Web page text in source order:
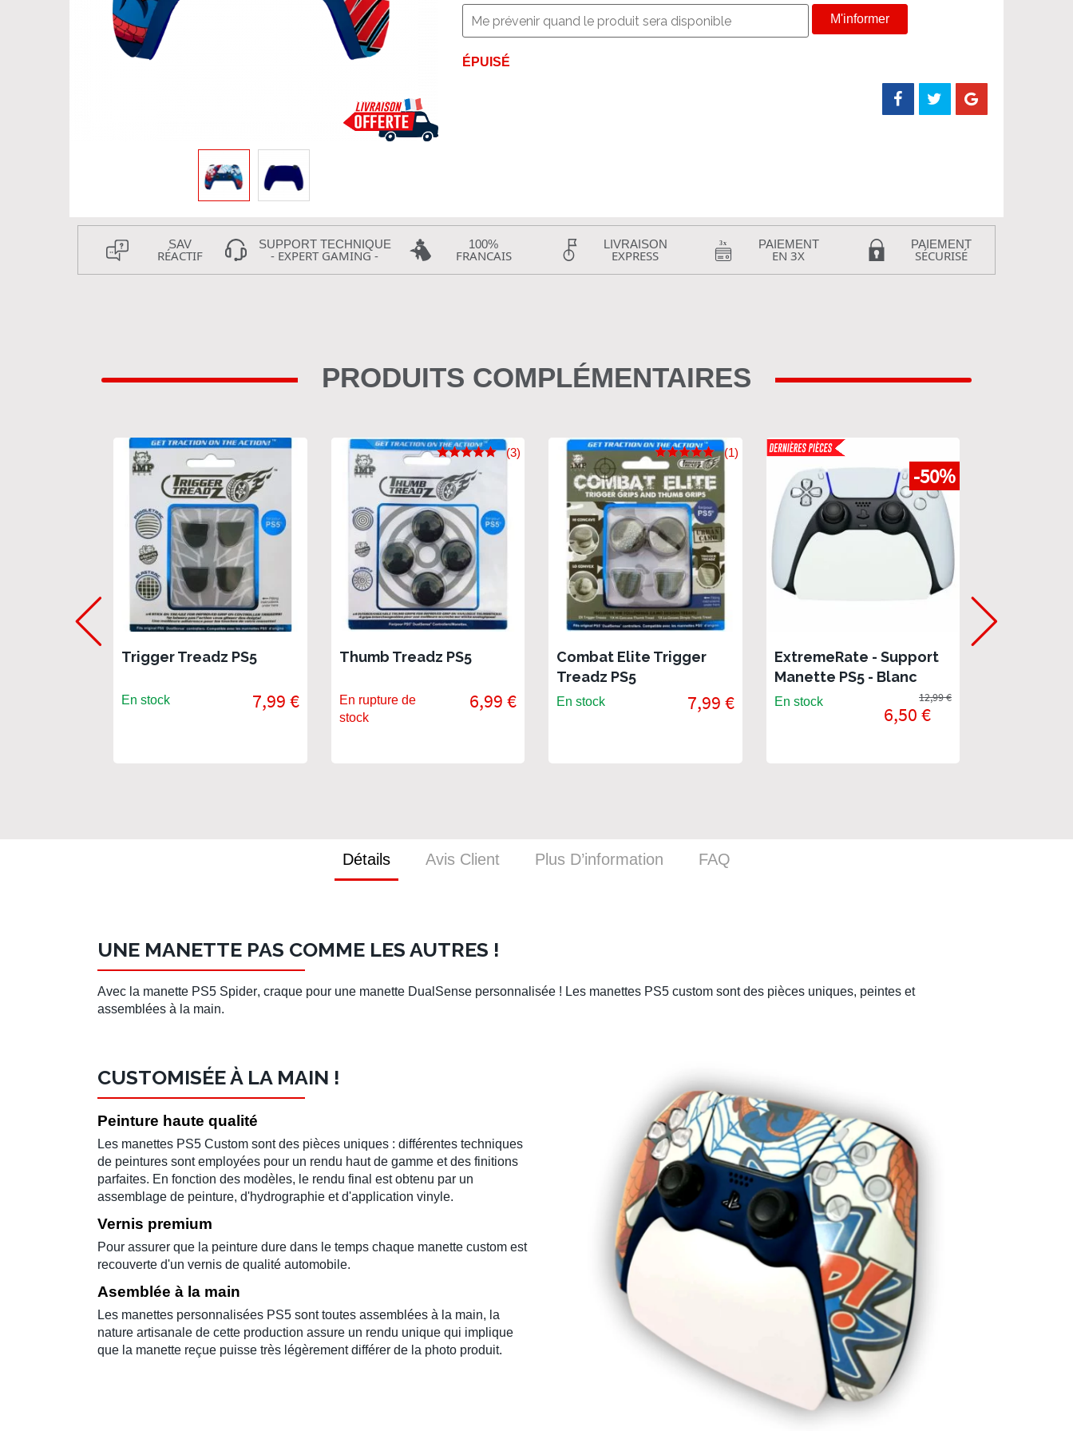
M'informer
ÉPUISÉ
SAV
RÉACTIF
SUPPORT TECHNIQUE
- EXPERT GAMING -
100%
FRANCAIS
LIVRAISON
EXPRESS
PAIEMENT
EN 3X
PAIEMENT
SÉCURISÉ
PRODUITS COMPLÉMENTAIRES
Trigger Treadz PS5
En stock 7,99 €
Thumb Treadz PS5
(3)
En rupture de
stock
6,99 €
Combat Elite Trigger
Treadz PS5
(1)
En stock 7,99 €
-50%
ExtremeRate - Support
Manette PS5 - Blanc
En stock
6,50 €
12,99 €
Détails
UNE MANETTE PAS COMME LES AUTRES !
Avec la manette PS5 Spider, craque pour une manette DualSense personnalisée ! Les manettes PS5 custom sont des pièces uniques, peintes et
assemblées à la main.
CUSTOMISÉE À LA MAIN !
Peinture haute qualité
Les manettes PS5 Custom sont des pièces uniques : différentes techniques
de peintures sontemployées pour un rendu haut de gamme et des finitions
parfaites. En fonction des modèles, le rendu final est obtenu par un
assemblage de peinture, d'hydrographie et d'application vinyle.
Vernis premium
Pour assurer que la peinture dure dans le temps chaque manette custom est
recouverte d'un vernis de qualité automobile.
Asemblée à la main
Les manettes personnalisées PS5 sont toutes assemblées à la main, la
nature artisanale de cette production assure un rendu unique qui implique
que la manette reçue puisse très légèrement différer de la photo produit.
Avis Client Plus D’information FAQ